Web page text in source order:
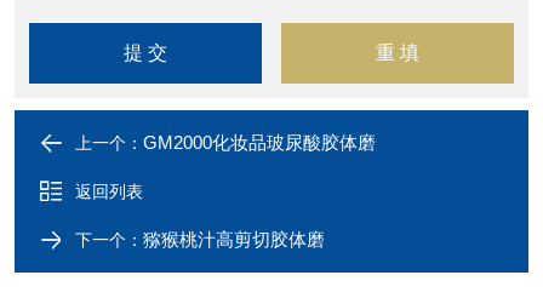
上一个： GM2000化妆品玻尿酸胶体磨
返回列表
下一个： 猕猴桃汁高剪切胶体磨